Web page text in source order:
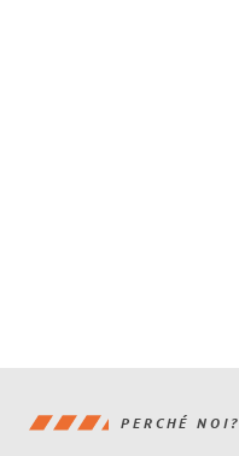
PERCHÉ NOI?